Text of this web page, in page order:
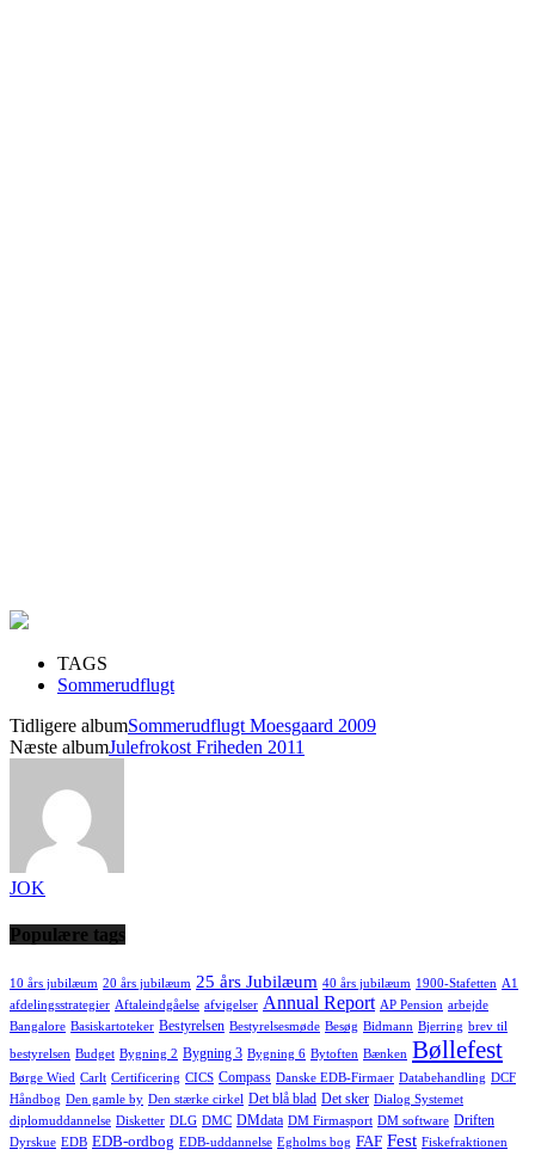
TAGS
Sommerudflugt
Tidligere albumSommerudflugt Moesgaard 2009
Næste albumJulefrokost Friheden 2011
JOK
Populære tags
10 års jubilæum 20 års jubilæum 25 års Jubilæum 40 års jubilæum 1900-Stafetten A1
afdelingsstrategier Aftaleindgåelse afvigelser Annual Report AP Pension arbejde
Bangalore Basiskartoteker Bestyrelsen Bestyrelsesmøde Besøg Bidmann Bjerring brev til
bestyrelsen Budget Bygning 2 Bygning 3 Bygning 6 Bytoften Bænken Bøllefest
Børge Wied Carlt Certificering CICS Compass Danske EDB-Firmaer Databehandling DCF
Håndbog Den gamle by Den stærke cirkel Det blå blad Det sker Dialog Systemet
diplomuddannelse Disketter DLG DMC DMdata DM Firmasport DM software Driften
Dyrskue EDB EDB-ordbog EDB-uddannelse Egholms bog FAF Fest Fiskefraktionen